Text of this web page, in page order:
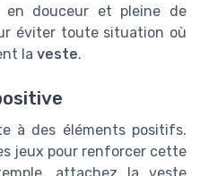
en douceur et pleine de
éviter toute situation où
la veste.
à des éléments positifs.
jeux pour renforcer cette